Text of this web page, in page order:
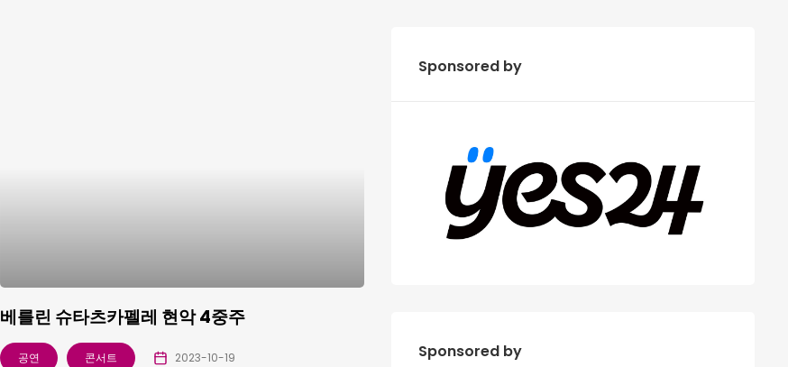
베를린 슈타츠카펠레 현악 4중주
공연 콘서트 2023-10-19
Sponsored by
Sponsored by